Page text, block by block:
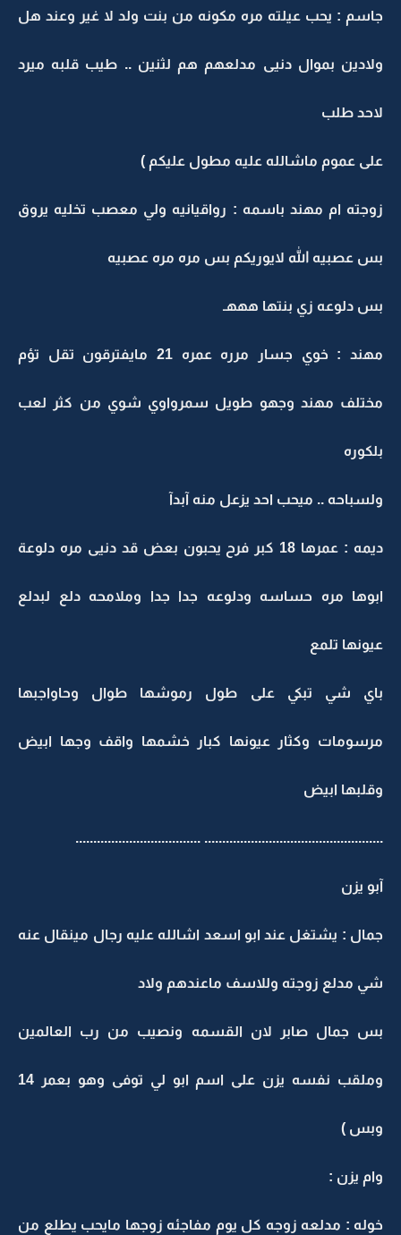
جاسم : يحب عيلته مره مكونه من بنت ولد لا غير وعند هل
ولادين بموال دنيى مدلعهم هم لثنين .. طيب قلبه ميرد
لاحد طلب
على عموم ماشالله عليه مطول عليكم )
زوجته ام مهند باسمه : رواقيانيه ولي معصب تخليه يروق
بس عصبيه الله لايوريكم بس مره مره عصبيه
بس دلوعه زي بنتها هههـ
مهند : خوي جسار مرره عمره 21 مايفترقون تقل تؤم
مختلف مهند وجهو طويل سمرواوي شوي من كثر لعب
بلكوره
ولسباحه .. ميحب احد يزعل منه آبدآ
ديمه : عمرها 18 كبر فرح يحبون بعض قد دنيى مره دلوعة
ابوها مره حساسه ودلوعه جدا جدا وملامحه دلع لبدلع
عيونها تلمع
باي شي تبكي على طول رموشها طوال وحاواجبها
مرسومات وكثار عيونها كبار خشمها واقف وجها ابيض
وقلبها ابيض
.................................................. ...................................
آبو يزن
جمال : يشتغل عند ابو اسعد اشالله عليه رجال مينقال عنه
شي مدلع زوجته وللاسف ماعندهم ولاد
بس جمال صابر لان القسمه ونصيب من رب العالمين
وملقب نفسه يزن على اسم ابو لي توفى وهو بعمر 14
وبس )
وام يزن :
خوله : مدلعه زوجه كل يوم مفاجئه زوجها مايحب يطلع من